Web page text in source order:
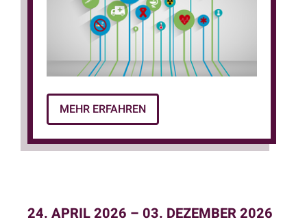
indiziert ist, und deren Auswirkungen auf
die Leistungsfähigkeit und die berufliche
Wechselwirkungen zwischen Krankheit,
reflektieren und in die Rahmenbedingungen
der sozialen Sicherungssysteme einordnen,
um Sozialleistungsträger diesbezüglich zu
MEHR ERFAHREN
24. APRIL 2026 – 03. DEZEMBER 2026